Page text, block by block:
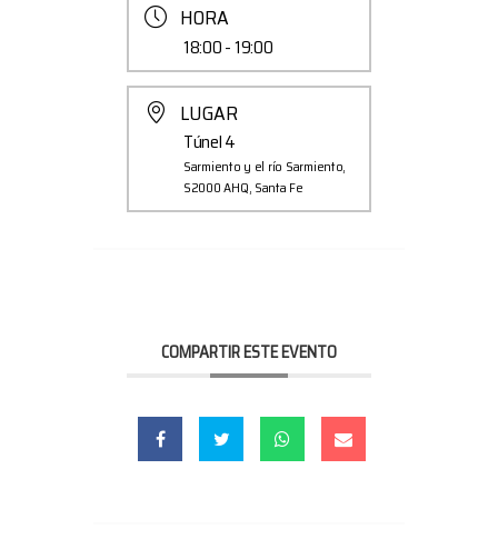
HORA
18:00 - 19:00
LUGAR
Túnel 4
Sarmiento y el río Sarmiento,
S2000 AHQ, Santa Fe
COMPARTIR ESTE EVENTO